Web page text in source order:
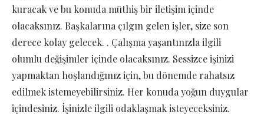
kuracak ve bu konuda müthiş bir iletişim içinde
olacaksınız. Başkalarına çılgın gelen işler, size son
derece kolay gelecek. . Çalışma yaşantınızla ilgili
olumlu değişimler içinde olacaksınız. Sessizce işinizi
yapmaktan hoşlandığınız için, bu dönemde rahatsız
edilmek istemeyebilirsiniz. Her konuda yoğun duygular
içindesiniz. İşinizle ilgili odaklaşmak isteyeceksiniz.